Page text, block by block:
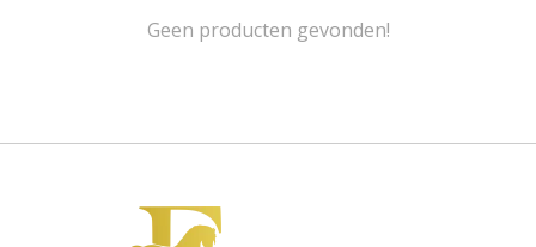
Geen producten gevonden!